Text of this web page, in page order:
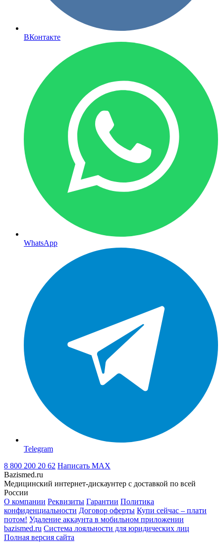
ВКонтакте
WhatsApp
Telegram
8 800 200 20 62 Написать MAX
Bazismed.ru
Медицинский интернет-дискаунтер с доставкой по всей
России
О компании Реквизиты Гарантии Политика
конфиденциальности Договор оферты Купи сейчас – плати
потом! Удаление аккаунта в мобильном приложении
bazismed.ru Система лояльности для юридических лиц
Полная версия сайта